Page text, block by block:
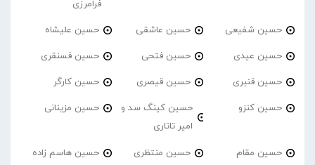
فرامرزی
حسین شفیعی حسین عاشقی حسین علیشاه
حسین عیدی حسین فتحی حسین فسنقری
حسین قنبری حسین قیصری حسین کارگر
حسین کنزو
حسین کینگ سد و
امیر تاتاری
حسین مزینانی
حسین مقام حسین منتظری حسین هاسم زاده